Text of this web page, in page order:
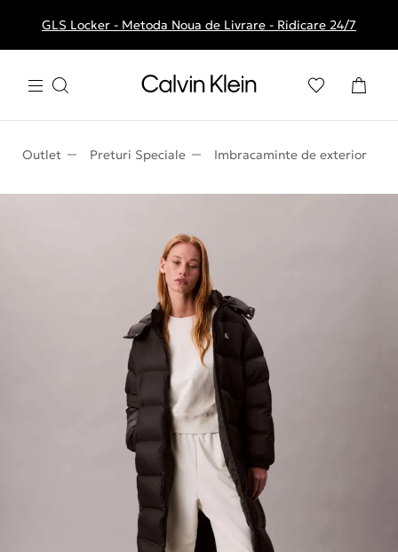
Livrare gratuita la comenzile de peste 250 RON
GLS Locker - Metoda Noua de Livrare - Ridicare 24/7
Outlet Preturi Speciale Imbracaminte de exterior